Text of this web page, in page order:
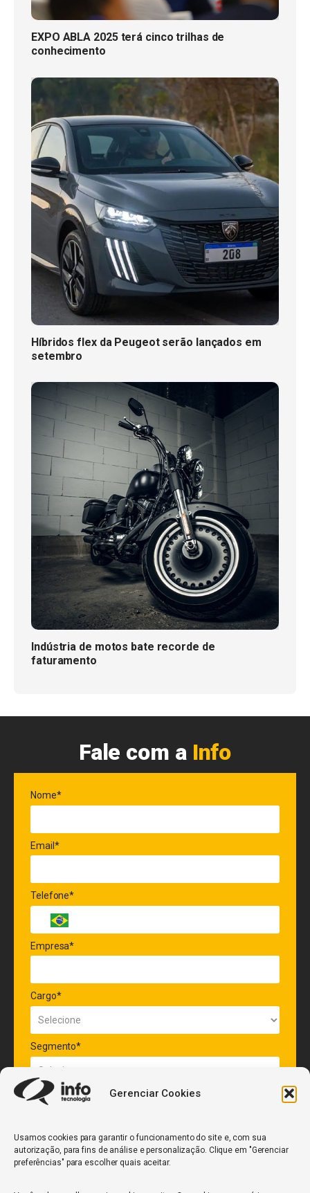
Gerenciar Cookies
Usamos cookies para garantir o funcionamento do site e, com sua
autorização, para fins de análise e personalização. Clique em "Gerenciar
preferências" para escolher quais aceitar.
EXPO ABLA 2025 terá cinco trilhas de
conhecimento
Híbridos flex da Peugeot serão lançados em
setembro
Indústria de motos bate recorde de
faturamento
Fale com a Info
Nome*
Email*
Telefone*
Empresa*
Cargo*
Segmento*
Quantidade de veículos da frota*
ENVIAR